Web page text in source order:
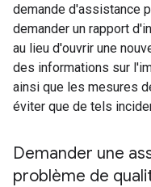
demande d'assistance
demander un rapport
au lieu d'ouvrir une
des informations sur
ainsi que les mesures
éviter que de tels
Demander une
problème de